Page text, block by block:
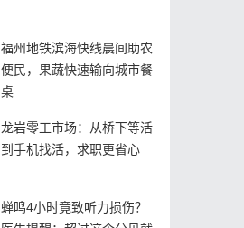
福州地铁滨海快线晨间助农
便民，果蔬快速输向城市餐
桌
龙岩零工市场：从桥下等活
到手机找活，求职更省心
蝉鸣4小时竟致听力损伤？